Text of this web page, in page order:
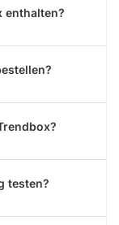
enthalten?
testen?